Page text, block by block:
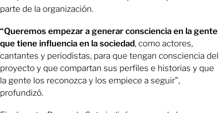
parte de la organización.
“Queremos empezar a generar consciencia en la gente
que tiene influencia en la sociedad, como actores,
cantantes y periodistas, para que tengan consciencia del
proyecto y que compartan sus perfiles e historias y que
la gente los reconozca y los empiece a seguir”,
profundizó.